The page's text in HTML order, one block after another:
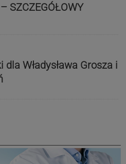
SZCZEGÓŁOWY
dla Władysława Grosza i